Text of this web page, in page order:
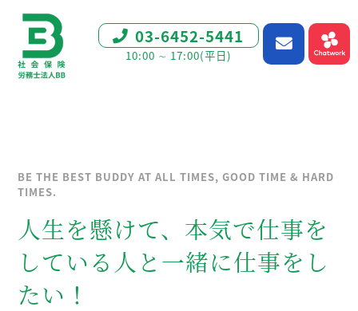
03-6452-5441
10:00 ∼ 17:00(平日)
BE THE BEST BUDDY AT ALL TIMES, GOOD TIME & HARD
TIMES.
人生を懸けて、本気で仕事を
している人と一緒に仕事をし
たい！